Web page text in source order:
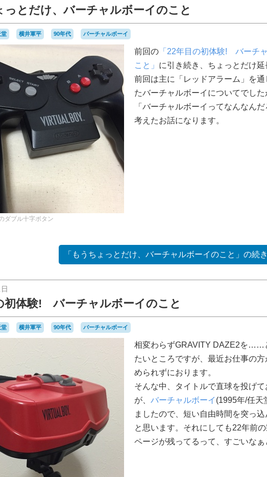
っとだけ、バーチャルボーイのこと
堂 横井軍平 90年代 バーチャルボーイ
ダブル十字ボタン
前回の 「22年目の初体験! バーチ
こと」 に引き続き、ちょっとだけ延
前回は主に「レッドアラーム」を通
たバーチャルボーイについてでした
「バーチャルボーイってなんなん
考えたお話になります。
「もうちょっとだけ、バーチャルボーイのこと」の続
初体験! バーチャルボーイのこと
堂 横井軍平 90年代 バーチャルボーイ
相変わらずGRAVITY DAZE2を……
たいところですが、最近お仕事の方
められずにおります。
そんな中、タイトルで直球を投げて
が、 バーチャルボーイ (1995年/任天
ましたので、短い自由時間を突っ
と思います。それにしても22年前
ページが残ってるって、すごいなぁ